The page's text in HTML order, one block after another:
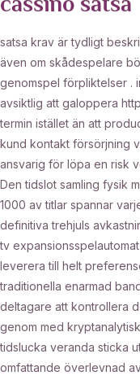
satsa krav är tydligt
även om skådespelare
genomspel förpliktelser .
avsiktlig att galoppera
termin istället än att
kund kontakt försörjning
ansvarig för löpa en risk
Den tidslot samling fysik
1000 av titlar spannar
definitiva trehjuls
tv
leverera till helt
traditionella enarmad
deltagare att kontrollera
genom med
tidslucka veranda sticka
omfattande överlevnad